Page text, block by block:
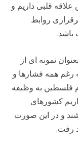
قلبی داریم و
روابط
باشد.
نمونه ای از
رغم همه فشارها و
فلسطین به وظیفه
کشورهای
و در این صورت
رفت.